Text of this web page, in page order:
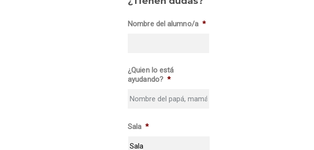
Nombre del alumno/a *
¿Quien lo está
ayudando? *
Sala *